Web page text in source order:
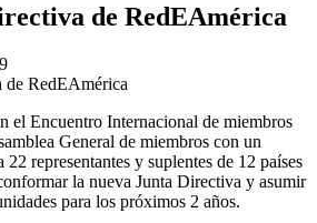
de RedEAmérica
el Encuentro Internacional de miembros
General de miembros con un
representantes y suplentes de 12 países
la nueva Junta Directiva y asumir
para los próximos 2 años.